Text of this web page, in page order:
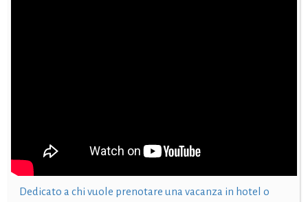
Dedicato a chi vuole prenotare una vacanza in hotel o